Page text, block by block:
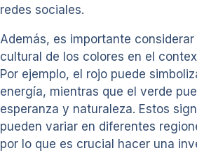
redes sociales.
Además, es importante
cultural de los colores en el
Por ejemplo, el rojo puede
energía, mientras que el verde
esperanza y naturaleza. Estos
pueden variar en diferentes
por lo que es crucial hacer una